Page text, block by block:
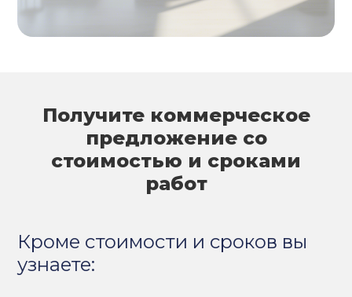
Получите коммерческое
предложение со
стоимостью и сроками
работ
Кроме стоимости и сроков вы
узнаете: